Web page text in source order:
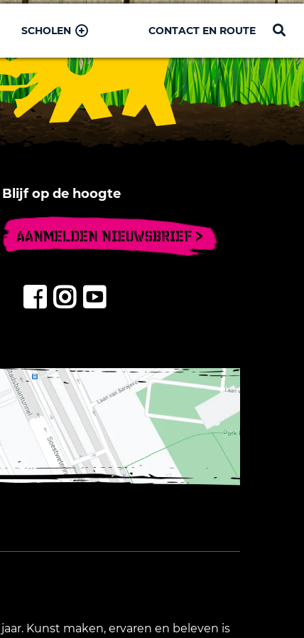
SCHOLEN CONTACT EN ROUTE
Blijf op de hoogte
AANMELDEN NIEUWSBRIEF >
Kunst maken, ervaren en beleven is